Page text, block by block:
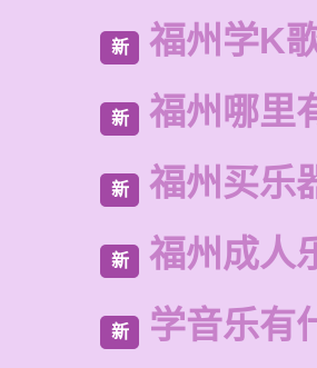
新 福州学K
新 福州哪里
新 福州买乐
新 福州成人
新 学音乐有